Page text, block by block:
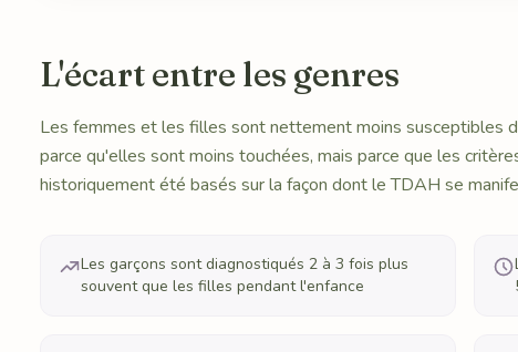
L'écart entre les genres
Les femmes et les filles sont nettement moins susceptibles
parce qu'elles sont moins touchées, mais parce que les
historiquement été basés sur la façon dont le TDAH se
Les garçons sont diagnostiqués 2 à 3 fois plus
souvent que les filles pendant l'enfance